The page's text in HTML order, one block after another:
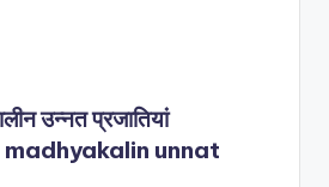
उन्नत प्रजातियां
unnat